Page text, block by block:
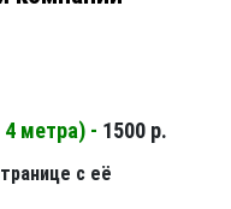
метра) - 1500 р.
с её